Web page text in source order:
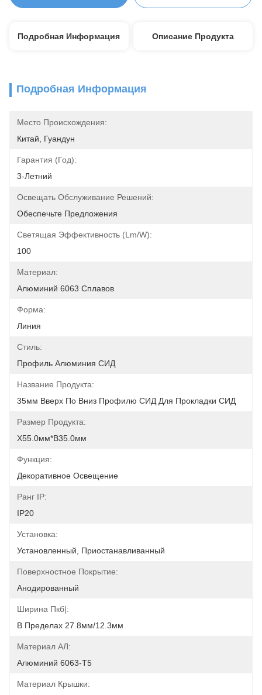
Подробная Информация Описание Продукта
Подробная Информация
Место Происхождения:
Китай, Гуандун
Гарантия (год):
3-Летний
Освещать Обслуживание Решений:
Обеспечьте Предложения
Светящая Эффективность (lm/w):
100
Материал:
Алюминий 6063 Сплавов
Форма:
Линия
Стиль:
Профиль Алюминия СИД
Название Продукта:
35мм Вверх По Вниз Профилю СИД Для Прокладки СИД
Размер Продукта:
Х55.0мм*В35.0мм
Функция:
Декоративное Освещение
Ранг IP:
IP20
Установка:
Установленный, Приостанавливанный
Поверхностное Покрытие:
Анодированный
Ширина Пкб|:
В Пределах 27.8мм/12.3мм
Материал АЛ:
Алюминий 6063-Т5
Материал Крышки: